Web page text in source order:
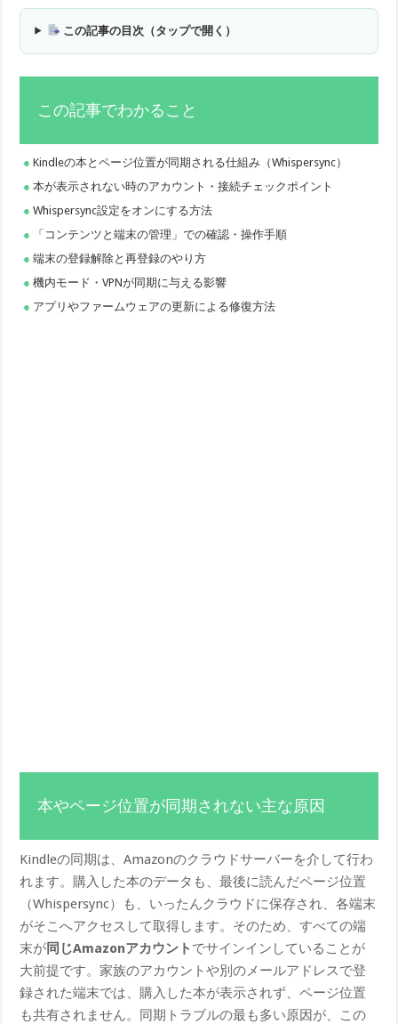
この記事の目次（タップで開く）
この記事でわかること
Kindleの本とページ位置が同期される仕組み（Whispersync）
本が表示されない時のアカウント・接続チェックポイント
Whispersync設定をオンにする方法
「コンテンツと端末の管理」での確認・操作手順
端末の登録解除と再登録のやり方
機内モード・VPNが同期に与える影響
アプリやファームウェアの更新による修復方法
本やページ位置が同期されない主な原因
Kindleの同期は、Amazonのクラウドサーバーを介して行わ
れます。購入した本のデータも、最後に読んだページ位置
（Whispersync）も、いったんクラウドに保存され、各端末
がそこへアクセスして取得します。そのため、すべての端
末が同じAmazonアカウント でサインインしていることが
大前提です。家族のアカウントや別のメールアドレスで登
録された端末では、購入した本が表示されず、ページ位置
も共有されません。同期トラブルの最も多い原因が、この